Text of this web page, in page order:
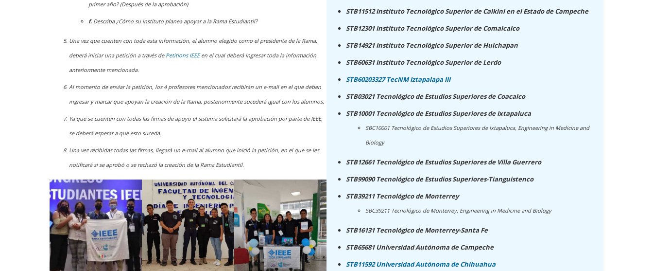
primer año? (Después de la aprobación)
f. Describa ¿Cómo su instituto planea apoyar a la Rama Estudiantil?
Una vez que cuenten con toda esta información, el alumno elegido como el presidente de la Rama,
deberá iniciar una petición a través de Petitions IEEEen el cual deberá ingresar toda la información
anteriormente mencionada.
Al momento de enviar la petición, los 4 profesores mencionados recibirán un e-mail en el que deben
ingresar y marcar que apoyan la creación de la Rama, posteriormente sucederá igual con los alumnos,
Ya que se cuenten con todas las firmas de apoyo el sistema solicitará la aprobación por parte de IEEE,
se deberá esperar a que esto suceda.
Una vez recibidas todas las firmas, llegará un e-mail al alumno que inició la petición, en el que se les
notificará si se aprobó o se rechazó la creación de la Rama Estudiantil.
STB11512 Instituto Tecnológico Superior de Calkiní en el Estado de Campeche
STB12301 Instituto Tecnológico Superior de Comalcalco
STB14921 Instituto Tecnológico Superior de Huichapan
STB60631 Instituto Tecnológico Superior de Lerdo
STB60203327 TecNM Iztapalapa III
STB03021 Tecnológico de Estudios Superiores de Coacalco
STB10001 Tecnológico de Estudios Superiores de Ixtapaluca
SBC10001 Tecnológico de Estudios Superiores de Ixtapaluca, Engineering in Medicine and
Biology
STB12661 Tecnológico de Estudios Superiores de Villa Guerrero
STB99090 Tecnológico de Estudios Superiores-Tianguistenco
STB39211 Tecnológico de Monterrey
SBC39211 Tecnológico de Monterrey, Engineering in Medicine and Biology
STB16131 Tecnológico de Monterrey-Santa Fe
STB65681 Universidad Autónoma de Campeche
STB11592 Universidad Autónoma de Chihuahua